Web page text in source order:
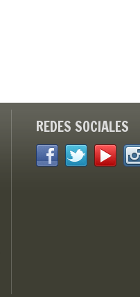
REDES SOCIALES